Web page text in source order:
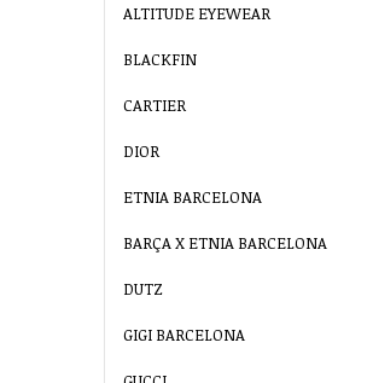
ALTITUDE EYEWEAR
BLACKFIN
CARTIER
DIOR
ETNIA BARCELONA
BARÇA X ETNIA BARCELONA
DUTZ
GIGI BARCELONA